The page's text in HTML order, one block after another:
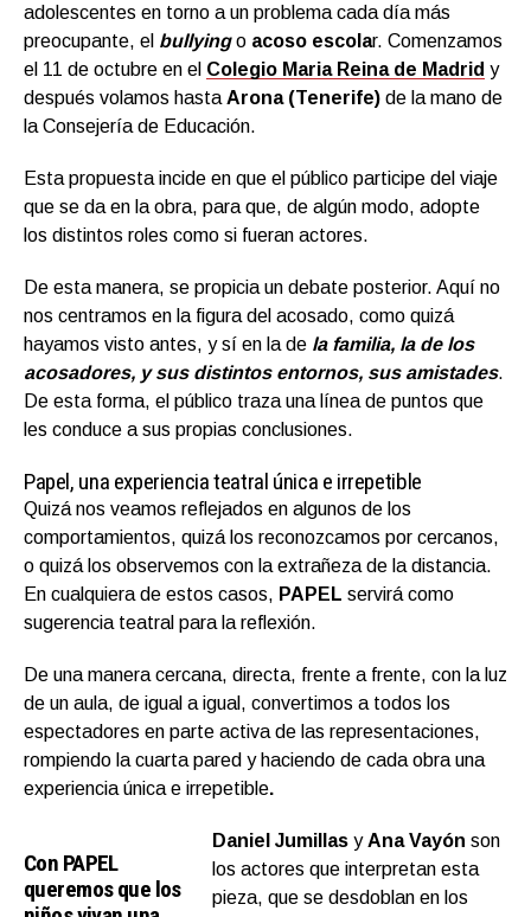
adolescentes en torno a un problema cada día más
preocupante, el bullyingo acoso escolar. Comenzamos
el 11 de octubre en el Colegio Maria Reina de Madrid y
después volamos hasta Arona (Tenerife) de la mano de
la Consejería de Educación.
Esta propuesta incide en que el público participe del viaje
que se da en la obra, para que, de algún modo, adopte
los distintos roles como si fueran actores.
De esta manera, se propicia un debate posterior. Aquí no
nos centramos en la figura del acosado, como quizá
hayamos visto antes, y sí en la de la familia, la de los
acosadores, y sus distintos entornos, sus amistades.
De esta forma, el público traza una línea de puntos que
les conduce a sus propias conclusiones.
Papel, una experiencia teatral única e irrepetible
Quizá nos veamos reflejados en algunos de los
comportamientos, quizá los reconozcamos por cercanos,
o quizá los observemos con la extrañeza de la distancia.
En cualquiera de estos casos, PAPEL servirá como
sugerencia teatral para la reflexión.
De una manera cercana, directa, frente a frente, con la luz
de un aula, de igual a igual, convertimos a todos los
espectadores en parte activa de las representaciones,
rompiendo la cuarta pared y haciendo de cada obra una
experiencia única e irrepetible.
Con PAPEL
queremos que los
Daniel Jumillas yAna Vayón son
los actores que interpretan esta
pieza, que se desdoblan en los